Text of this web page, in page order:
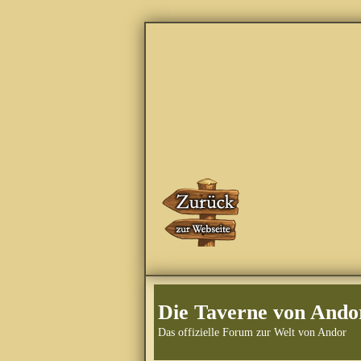
Die Taverne von
Das offizielle Forum zur Welt von Andor